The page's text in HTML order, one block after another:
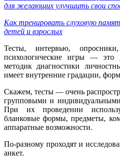
для желающих улучшить свои
Как тренировать слуховую
детей и взрослых
Тесты, интервью,
психологические игры — это
методик диагностики
имеет внутренние градации,
Скажем, тесты — очень
групповыми и
При их проведении
бланковые формы, предметы,
аппаратные возможности.
По-разному проходят и
анкет.